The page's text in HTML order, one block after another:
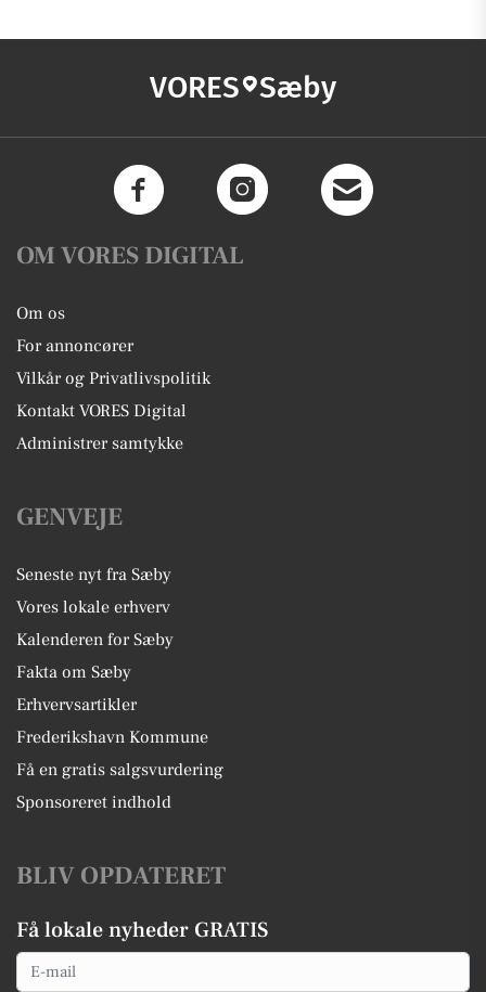
VORES Sæby
OM VORES DIGITAL
Om os
For annoncører
Vilkår og Privatlivspolitik
Kontakt VORES Digital
Administrer samtykke
GENVEJE
Seneste nyt fra Sæby
Vores lokale erhverv
Kalenderen for Sæby
Fakta om Sæby
Erhvervsartikler
Frederikshavn Kommune
Få en gratis salgsvurdering
Sponsoreret indhold
BLIV OPDATERET
Få lokale nyheder GRATIS
Email